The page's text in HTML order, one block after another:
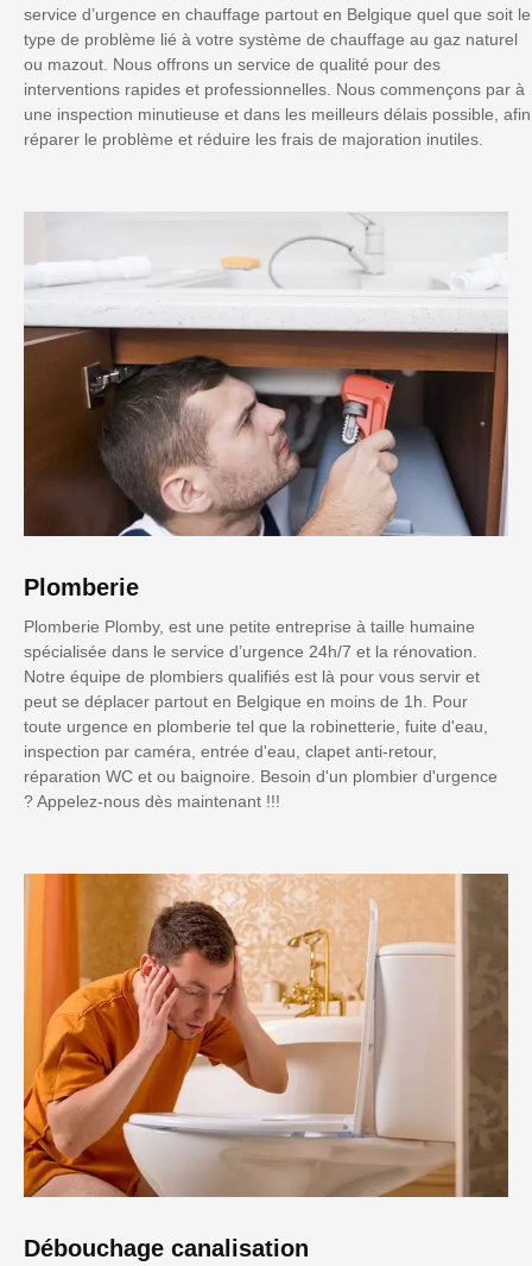
service d’urgence en chauffage partout en Belgique quel que soit le
type de problème lié à votre système de chauffage au gaz naturel
ou mazout. Nous offrons un service de qualité pour des
interventions rapides et professionnelles. Nous commençons par à
une inspection minutieuse et dans les meilleurs délais possible, afin
réparer le problème et réduire les frais de majoration inutiles.
Plomberie
Plomberie Plomby, est une petite entreprise à taille humaine
spécialisée dans le service d’urgence 24h/7 et la rénovation.
Notre équipe de plombiers qualifiés est là pour vous servir et
peut se déplacer partout en Belgique en moins de 1h. Pour
toute urgence en plomberie tel que la robinetterie, fuite d'eau,
inspection par caméra, entrée d'eau, clapet anti-retour,
réparation WC et ou baignoire. Besoin d'un plombier d'urgence
? Appelez-nous dès maintenant !!!
Débouchage canalisation